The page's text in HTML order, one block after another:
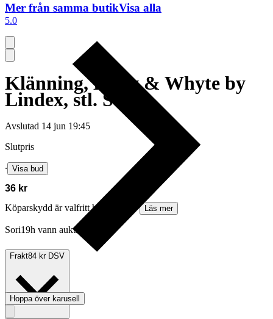
5.0
Klänning, Holly & Whyte by
Lindex, stl. S
Avslutad 14 jun 19:45
Slutpris
∙ Visa bud
36 kr
Köparskydd är valfritt hos företag.
Läs mer
Sori19h vann auktionen
Frakt84 kr DSV
Mer från samma butikVisa alla
Hoppa över karusell